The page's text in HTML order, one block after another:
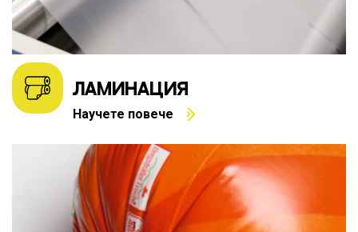
ЛАМИНАЦИЯ
Научете повече